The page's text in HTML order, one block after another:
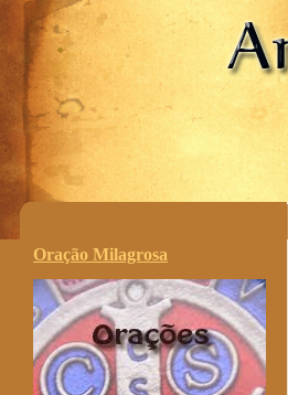
.
Oração Milagrosa